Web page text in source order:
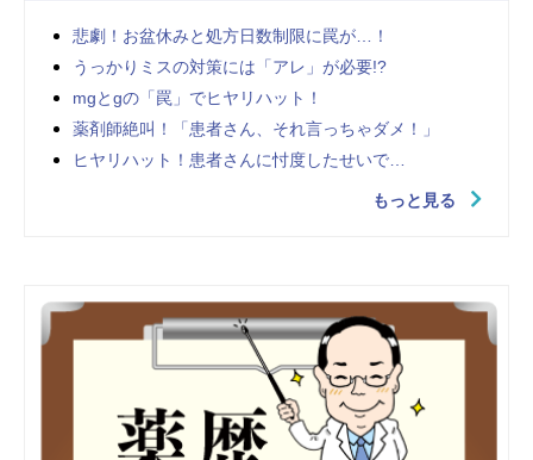
悲劇！お盆休みと処方日数制限に罠が…！
うっかりミスの対策には「アレ」が必要!?
mgとgの「罠」でヒヤリハット！
薬剤師絶叫！「患者さん、それ言っちゃダメ！」
ヒヤリハット！患者さんに忖度したせいで…
もっと見る